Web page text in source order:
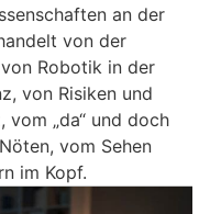
an der
von der
Robotik in der
von Risiken und
vom „da“ und doch
vom Sehen
im Kopf.